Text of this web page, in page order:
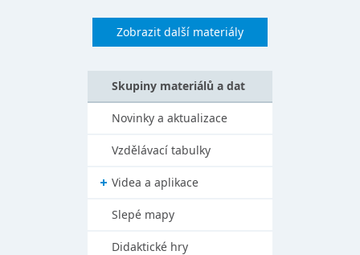
Zobrazit další materiály
Skupiny materiálů a dat
Novinky a aktualizace
Vzdělávací tabulky
Videa a aplikace
Slepé mapy
Didaktické hry